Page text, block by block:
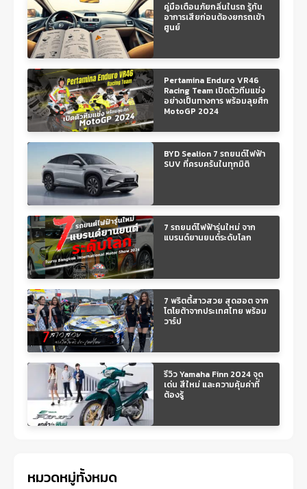
คู่มือเตือนภัยกลิ่นในรถ รู้ทัน
อาการเสียก่อนต้องยกรถเข้า
ศูนย์
Pertamina Enduro VR46
Racing Team เปิดตัวทีมแข่ง
อย่างเป็นทางการ พร้อมลุยศึก
MotoGP 2024
BYD Sealion 7 รถยนต์ไฟฟ้า
SUV ที่ครบครันในทุกมิติ
7 รถยนต์ไฟฟ้ารุ่นใหม่ จาก
แบรนด์ยานยนต์ระดับโลก
7 พริตตี้สาวสวย สุดฮอต จาก
โตโยต้าจากประเทศไทย พร้อม
วาร์ป
รีวิว Yamaha Finn 2024 จุด
เด่น สีใหม่ และความคุ้มค่าที่
ต้องรู้
หมวดหมู่ทั้งหมด